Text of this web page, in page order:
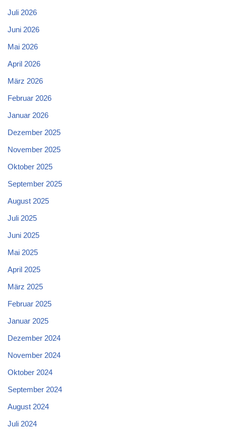
Juli 2026
Juni 2026
Mai 2026
April 2026
März 2026
Februar 2026
Januar 2026
Dezember 2025
November 2025
Oktober 2025
September 2025
August 2025
Juli 2025
Juni 2025
Mai 2025
April 2025
März 2025
Februar 2025
Januar 2025
Dezember 2024
November 2024
Oktober 2024
September 2024
August 2024
Juli 2024